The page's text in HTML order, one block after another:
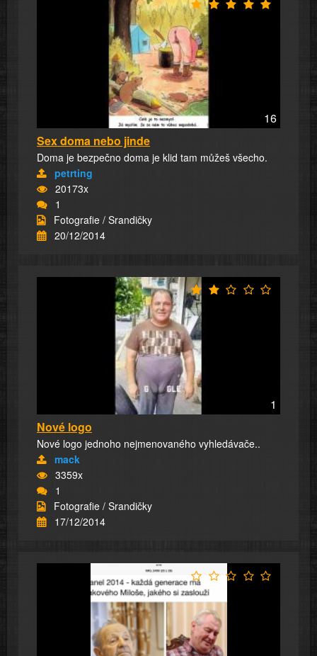
16
Sex doma nebo jinde
Doma je bezpečno doma je klid tam můžeš všecho.
petrting
20173x
1
Fotografie / Srandičky
20/12/2014
1
Nové logo
Nové logo jednoho nejmenovaného vyhledávače..
mack
3359x
1
Fotografie / Srandičky
17/12/2014